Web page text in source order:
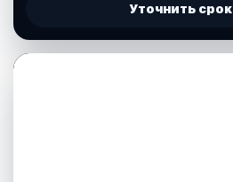
Уточнить срок